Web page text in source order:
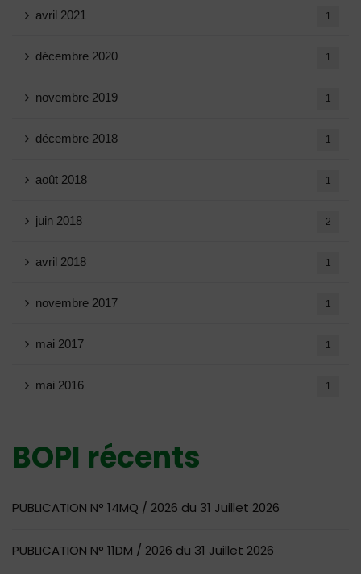
avril 2021 1
décembre 2020 1
novembre 2019 1
décembre 2018 1
août 2018 1
juin 2018 2
avril 2018 1
novembre 2017 1
mai 2017 1
mai 2016 1
BOPI récents
PUBLICATION N° 14MQ / 2026 du 31 Juillet 2026
PUBLICATION N° 11DM / 2026 du 31 Juillet 2026